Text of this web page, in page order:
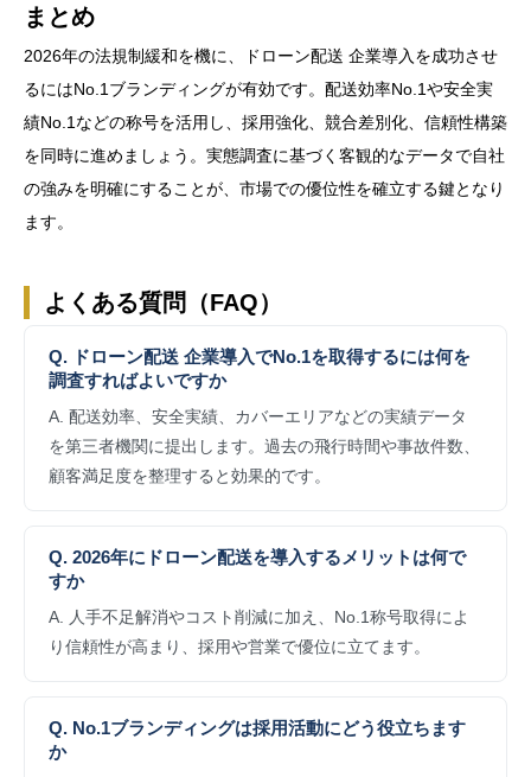
まとめ
2026年の法規制緩和を機に、ドローン配送 企業導入を成功させ
るにはNo.1ブランディングが有効です。配送効率No.1や安全実
績No.1などの称号を活用し、採用強化、競合差別化、信頼性構築
を同時に進めましょう。実態調査に基づく客観的なデータで自社
の強みを明確にすることが、市場での優位性を確立する鍵となり
ます。
よくある質問（FAQ）
Q. ドローン配送 企業導入でNo.1を取得するには何を
調査すればよいですか
A. 配送効率、安全実績、カバーエリアなどの実績データ
を第三者機関に提出します。過去の飛行時間や事故件数、
顧客満足度を整理すると効果的です。
Q. 2026年にドローン配送を導入するメリットは何で
すか
A. 人手不足解消やコスト削減に加え、No.1称号取得によ
り信頼性が高まり、採用や営業で優位に立てます。
Q. No.1ブランディングは採用活動にどう役立ちます
か